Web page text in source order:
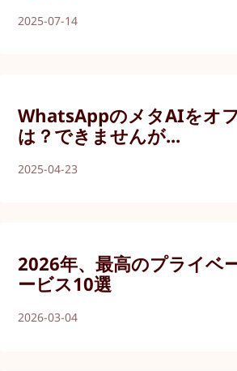
2025-07-14
WhatsAppのメタAIをオ
は？できませんが...
2025-04-23
2026年、最高のプライベ
ービス10選
2026-03-04